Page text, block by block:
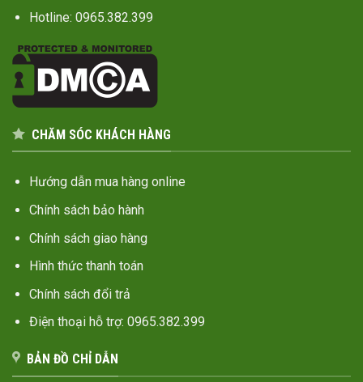
Hotline: 0965.382.399
CHĂM SÓC KHÁCH HÀNG
Hướng dẫn mua hàng online
Chính sách bảo hành
Chính sách giao hàng
Hình thức thanh toán
Chính sách đổi trả
Điện thoại hỗ trợ: 0965.382.399
BẢN ĐỒ CHỈ DẪN